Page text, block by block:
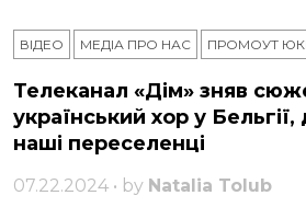
ВІДЕО МЕДІА ПРО НАС ПРОМОУТ
Телеканал «Дім» зняв
український хор у Бельгії,
наші переселенці
07.22.2024 • by Natalia Tolub